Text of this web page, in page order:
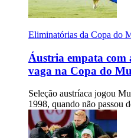
Eliminatórias da Copa do
Áustria empata com
vaga na Copa do
Seleção austríaca jogou
1998, quando não passou